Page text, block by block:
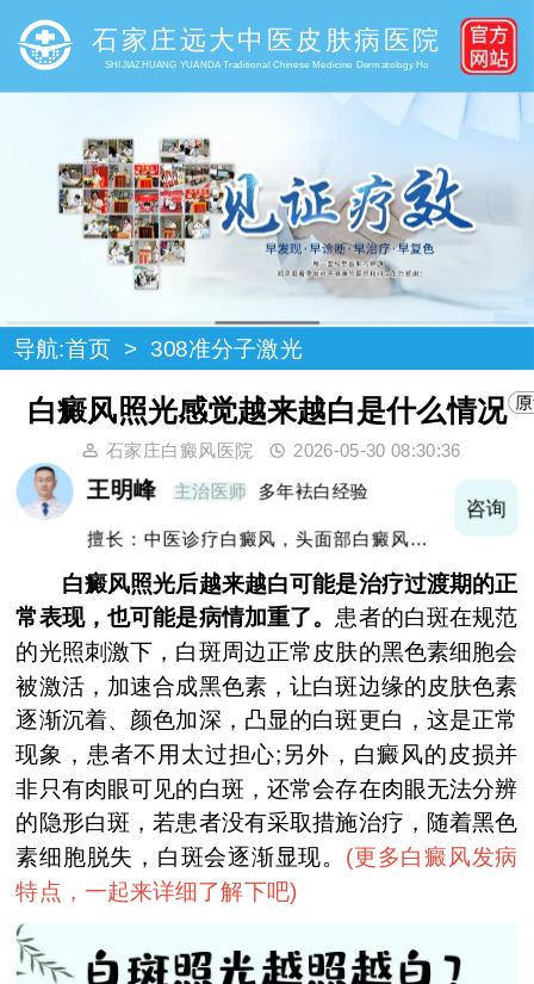
石家庄远大中医皮肤病医院
SHIJIAZHUANG YUANDA Traditional Chinese Medicine Dermatology Ho
导航:首页 > 308准分子激光
白癜风照光感觉越来越白是什么情况
石家庄白癜风医院 2026-05-30 08:30:36
王明峰 主治医师 多年袪白经验
擅长：中医诊疗白癜风，头面部白癜风，青
咨询
白癜风照光后越来越白可能是治疗过渡期的正
常表现，也可能是病情加重了。 患者的白斑在规范
的光照刺激下，白斑周边正常皮肤的黑色素细胞会
被激活，加速合成黑色素，让白斑边缘的皮肤色素
逐渐沉着、颜色加深，凸显的白斑更白，这是正常
现象，患者不用太过担心;另外，白癜风的皮损并
非只有肉眼可见的白斑，还常会存在肉眼无法分辨
的隐形白斑，若患者没有采取措施治疗，随着黑色
素细胞脱失，白斑会逐渐显现。 (更多白癜风发病
特点，一起来详细了解下吧)